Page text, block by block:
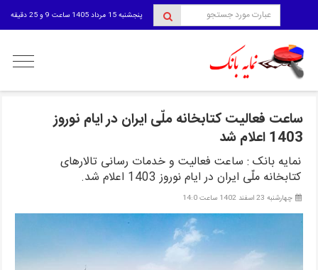
پنجشنبه 15 مرداد 1405 ساعت 9 و 25 دقیقه
منوی
ساعت فعالیت کتابخانه ملّی ایران در ایام نوروز
1403 اعلام شد
نمایه بانک : ساعت فعالیت و خدمات رسانی تالارهای
کتابخانه ملّی ایران در ایام نوروز 1403 اعلام شد.
چهارشنبه 23 اسفند 1402 ساعت 14:0